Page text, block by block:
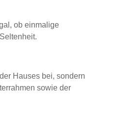
ob einmalige
Hauses bei, sondern
sowie der